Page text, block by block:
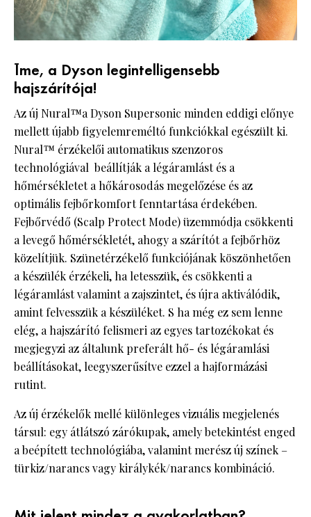
Íme, a Dyson legintelligensebb
hajszárítója!
Az új Nural™a Dyson Supersonic minden eddigi előnye
mellett újabb figyelemreméltó funkciókkal egészült ki.
Nural™ érzékelői automatikus szenzoros
technológiával beállítják a légáramlást és a
hőmérsékletet a hőkárosodás megelőzése és az
optimális fejbőrkomfort fenntartása érdekében.
Fejbőrvédő (Scalp Protect Mode) üzemmódja csökkenti
a levegő hőmérsékletét, ahogy a szárítót a fejbőrhöz
közelítjük. Szünetérzékelő funkciójának köszönhetően
a készülék érzékeli, ha letesszük, és csökkenti a
légáramlást valamint a zajszintet, és újra aktiválódik,
amint felvesszük a készüléket. S ha még ez sem lenne
elég, a hajszárító felismeri az egyes tartozékokat és
megjegyzi az általunk preferált hő- és légáramlási
beállításokat, leegyszerűsítve ezzel a hajformázási
rutint.
Az új érzékelők mellé különleges vizuális megjelenés
társul: egy átlátszó zárókupak, amely betekintést enged
a beépített technológiába, valamint merész új színek –
türkiz/narancs vagy királykék/narancs kombináció.